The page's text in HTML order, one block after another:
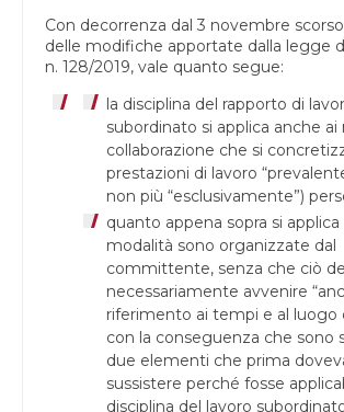
Con decorrenza dal 3 novembre
delle modifiche apportate dalla legge
n. 128/2019, vale quanto segue:
la disciplina del rapporto di
subordinato si applica anche ai
collaborazione che si
prestazioni di lavoro
non più “esclusivamente”)
quanto appena sopra si
modalità sono organizzate dal
committente, senza che ciò
necessariamente avvenire
riferimento ai tempi e al luogo
con la conseguenza che sono
due elementi che prima
sussistere perché fosse
disciplina del lavoro